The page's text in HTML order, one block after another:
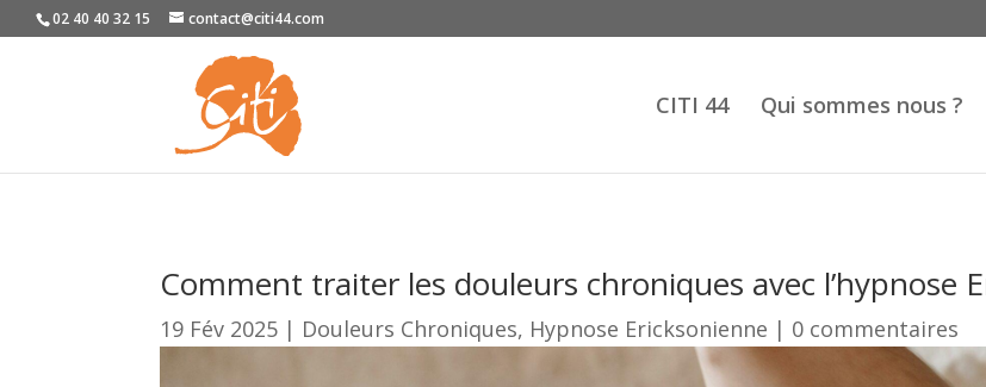
02 40 40 32 15 contact@citi44.com
CITI 44 Qui sommes nous ?
Comment traiter les douleurs chroniques avec l’hypnose
19 Fév 2025 | Douleurs Chroniques, Hypnose Ericksonienne | 0 commentaires